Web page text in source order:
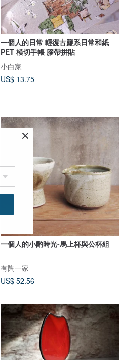
一個人的日常 輕復古鹽系日常和紙
PET 模切手帳 膠帶拼貼
小白家
US$ 13.75
一個人的小酌時光-馬上杯與公杯組
有陶一家
US$ 52.56